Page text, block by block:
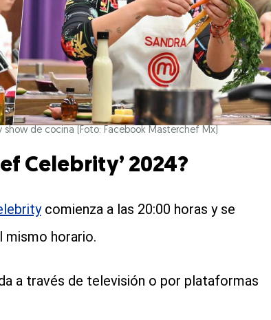
de cocina (Foto: Facebook Masterchef Mx)
Celebrity’ 2024?
comienza a las 20:00 horas y se
mismo horario.
a través de televisión o por plataformas